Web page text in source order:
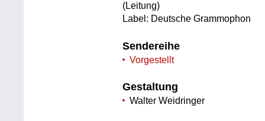
(Leitung)
Label: Deutsche Grammophon
Sendereihe
Vorgestellt
Gestaltung
Walter Weidringer